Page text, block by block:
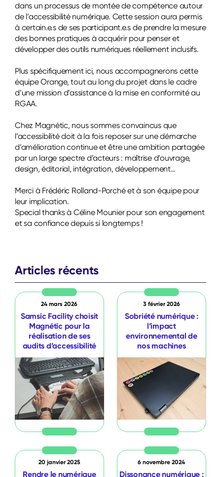
dans un processus de montée de compétence autour
de l’accessibilité numérique. Cette session aura permis
à certain.e.s de ses participant.e.s de prendre la mesure
des bonnes pratiques à acquérir pour penser et
développer des outils numériques réellement inclusifs.
Plus spécifiquement ici, nous accompagnerons cette
équipe Orange, tout au long du projet dans le cadre
d’une mission d’assistance à la mise en conformité au
RGAA.
Chez Magnétic, nous sommes convaincus que
l’accessibilité doit à la fois reposer sur une démarche
d’amélioration continue et être une ambition partagée
par un large spectre d’acteurs : maîtrise d’ouvrage,
design, éditorial, intégration, développement…
Merci à Frédéric Rolland-Porché et à son équipe pour
leur implication.
Special thanks à Céline Mounier pour son engagement
et sa confiance depuis si longtemps !
Articles récents
24 mars 2026
Samsic Facility choisit
Magnétic pour la
réalisation de ses
audits d’accessibilité
3 février 2026
Sobriété numérique :
l’impact
environnemental de
nos machines
20 janvier 2025
Rendre le numérique
6 novembre 2024
Dissonance numérique :